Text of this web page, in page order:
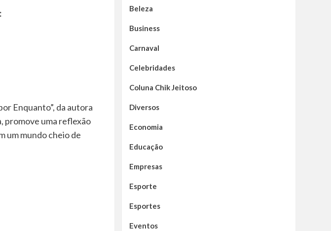
Enquanto”, da autora
promove uma reflexão
um mundo cheio de
Beleza
Business
Carnaval
Celebridades
Coluna Chik Jeitoso
Diversos
Economia
Educação
Empresas
Esporte
Esportes
Eventos